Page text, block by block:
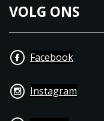
VOLG ONS
Facebook
Instagram